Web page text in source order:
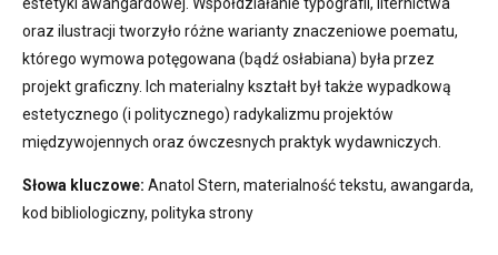
estetyki awangardowej. Współdziałanie typografii, liternictwa
oraz ilustracji tworzyło różne warianty znaczeniowe poematu,
którego wymowa potęgowana (bądź osłabiana) była przez
projekt graficzny. Ich materialny kształt był także wypadkową
estetycznego (i politycznego) radykalizmu projektów
międzywojennych oraz ówczesnych praktyk wydawniczych.
Słowa kluczowe: Anatol Stern, materialność tekstu, awangarda,
kod bibliologiczny, polityka strony